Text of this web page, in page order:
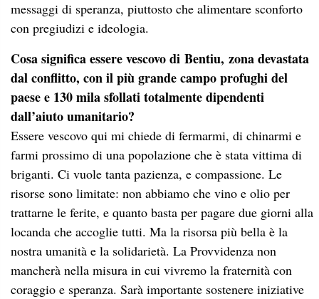
messaggi di speranza, piuttosto che alimentare sconforto
con pregiudizi e ideologia.
Cosa significa essere vescovo di Bentiu, zona devastata
dal conflitto, con il più grande campo profughi del
paese e 130 mila sfollati totalmente dipendenti
dall’aiuto umanitario?
Essere vescovo qui mi chiede di fermarmi, di chinarmi e
farmi prossimo di una popolazione che è stata vittima di
briganti. Ci vuole tanta pazienza, e compassione. Le
risorse sono limitate: non abbiamo che vino e olio per
trattarne le ferite, e quanto basta per pagare due giorni alla
locanda che accoglie tutti. Ma la risorsa più bella è la
nostra umanità e la solidarietà. La Provvidenza non
mancherà nella misura in cui vivremo la fraternità con
coraggio e speranza. Sarà importante sostenere iniziative